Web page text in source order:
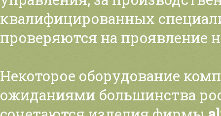
квалифицированных
проверяются на проявление
Некоторое оборудование
ожиданиями большинства